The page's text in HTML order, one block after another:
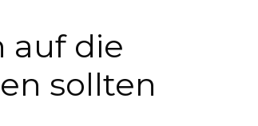
auf die
sollten